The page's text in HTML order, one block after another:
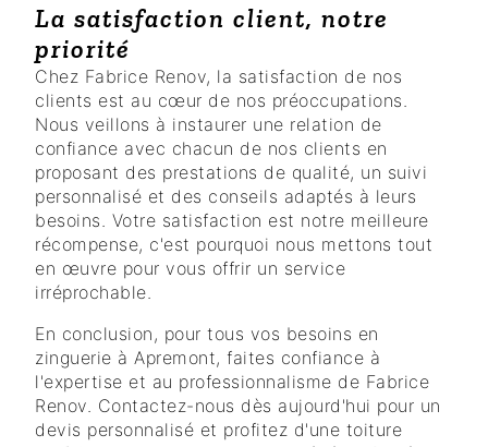
La satisfaction client, notre
priorité
Chez Fabrice Renov, la satisfaction de nos
clients est au cœur de nos préoccupations.
Nous veillons à instaurer une relation de
confiance avec chacun de nos clients en
proposant des prestations de qualité, un suivi
personnalisé et des conseils adaptés à leurs
besoins. Votre satisfaction est notre meilleure
récompense, c'est pourquoi nous mettons tout
en œuvre pour vous offrir un service
irréprochable.
En conclusion, pour tous vos besoins en
zinguerie à Apremont, faites confiance à
l'expertise et au professionnalisme de Fabrice
Renov. Contactez-nous dès aujourd'hui pour un
devis personnalisé et profitez d'une toiture